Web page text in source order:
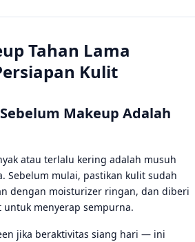
Tahan Lama
Kulit
Makeup Adalah
atau terlalu kering adalah musuh
Sebelum mulai, pastikan kulit sudah
dengan moisturizer ringan, dan diberi
untuk menyerap sempurna.
jika beraktivitas siang hari — ini